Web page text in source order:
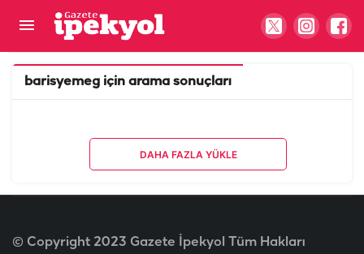
barisyemeg için arama sonuçları
DAHA FAZLA YÜKLE
© Copyright 2023 Gazete İpekyol Tüm Hakları